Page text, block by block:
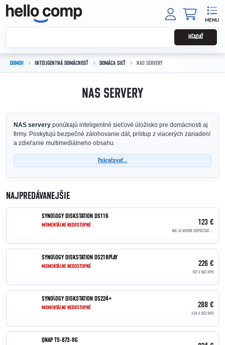
Prejsť na obsah
HĽADAŤ
DOMOV INTELIGENTNÁ DOMÁCNOSŤ DOMÁCA SIEŤ NAS SERVERY
NAS SERVERY
NAS servery ponúkajú inteligentné sieťové úložisko pre domácnosti aj
firmy. Poskytujú bezpečné zálohovanie dát, prístup z viacerých zariadení
a zdieľanie multimediálneho obsahu.
Pokračovať...
NAJPREDÁVANEJŠIE
SYNOLOGY DISKSTATION DS116
MOMENTÁLNE NEDOSTUPNÉ 123 €
SYNOLOGY DISKSTATION DS218PLAY
MOMENTÁLNE NEDOSTUPNÉ 226 €
187 € BEZ DPH
SYNOLOGY DISKSTATION DS224+
MOMENTÁLNE NEDOSTUPNÉ 288 €
238 € BEZ DPH
QNAP TS-873-8G